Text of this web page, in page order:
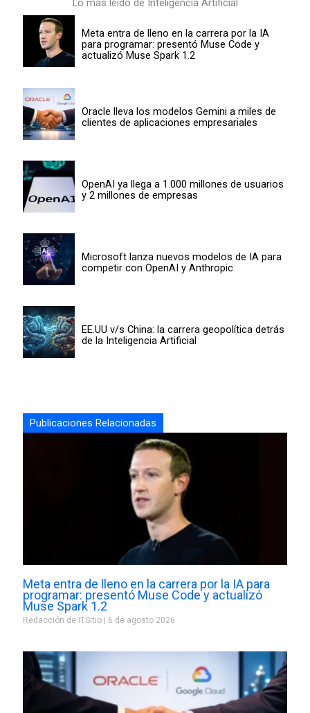
Lo más leído de Inteligencia Artificial
Meta entra de lleno en la carrera por la IA
para programar: presentó Muse Code y
actualizó Muse Spark 1.2
Oracle lleva los modelos Gemini a miles de
clientes de aplicaciones empresariales
OpenAI ya llega a 1.000 millones de usuarios
y 2 millones de empresas
Microsoft lanza nuevos modelos de IA para
competir con OpenAI y Anthropic
EE.UU v/s China: la carrera geopolítica detrás
de la Inteligencia Artificial
Publicaciones Relacionadas
Meta entra de lleno en la carrera por la IA para
programar: presentó Muse Code y actualizó
Muse Spark 1.2
Redacción de ITSitio 6 de agosto 2026